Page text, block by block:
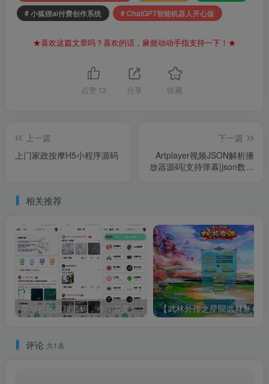
# 小狐狸ai付费创作系统
# ChatGPT智能机器人开心版
★喜欢这篇文章吗？喜欢的话，麻烦动动手指支持一下！★
点赞 13 分享 收藏
上一篇
上门家政按摩H5小程序源码
下一篇
Artplayer视频JSON解析播
放器源码|支持弹幕|json数据
相关推荐
星域社区原版源码，今年最美社区源码。
评论 共1条